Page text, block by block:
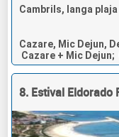
Cambrils, langa plaja
Cazare, Mic Dejun,
Cazare + Mic
8. Estival Eldorado